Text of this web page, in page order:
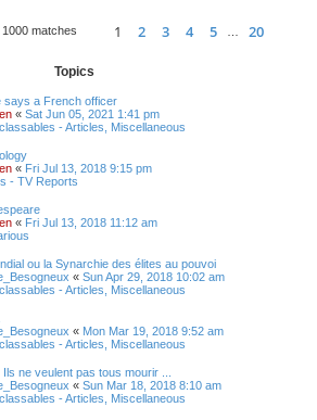
matches Page 1of 20
1 2 3 4 5 20
Topics
says a French officer
« Sat Jun 05, 2021 1:41 pm
- Articles, Miscellaneous
« Fri Jul 13, 2018 9:15 pm
- TV Reports
« Fri Jul 13, 2018 11:12 am
ou la Synarchie des élites au pouvoi
« Sun Apr 29, 2018 10:02 am
- Articles, Miscellaneous
« Mon Mar 19, 2018 9:52 am
- Articles, Miscellaneous
ne veulent pas tous mourir ...
« Sun Mar 18, 2018 8:10 am
- Articles, Miscellaneous